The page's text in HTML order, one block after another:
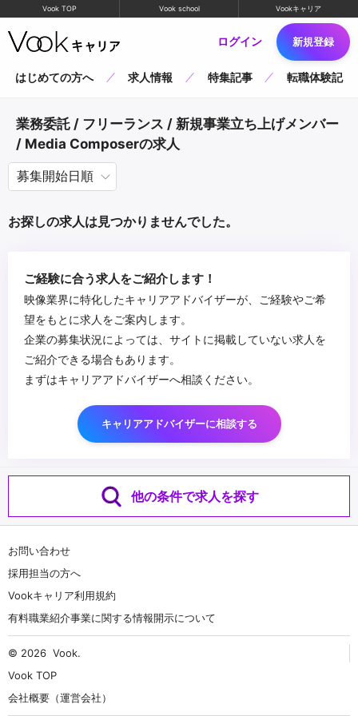
Vook TOP Vook school Vookキャリア
ログイン 新規登録
はじめての方へ 求人情報 特集記事 転職体験記
業務委託 / フリーランス / 新規事業立ち上げメンバー
/ Media Composerの求人
お探しの求人は見つかりませんでした。
ご経験に合う求人をご紹介します！
映像業界に特化したキャリアアドバイザーが、ご経験やご希
望をもとに求人をご案内します。
企業の募集状況によっては、サイトに掲載していない求人を
ご紹介できる場合もあります。
まずはキャリアアドバイザーへ相談ください。
キャリアアドバイザーに相談する
他の条件で求人を探す
お問い合わせ
採用担当の方へ
Vookキャリア利用規約
有料職業紹介事業に関する情報開示について
© 2026 Vook.
Vook TOP
会社概要（運営会社）